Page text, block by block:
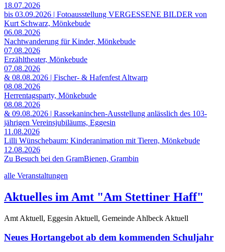
18.07.2026
bis 03.09.2026 | Fotoausstellung VERGESSENE BILDER von
Kurt Schwarz, Mönkebude
06.08.2026
Nachtwanderung für Kinder, Mönkebude
07.08.2026
Erzähltheater, Mönkebude
07.08.2026
& 08.08.2026 | Fischer- & Hafenfest Altwarp
08.08.2026
Herrentagsparty, Mönkebude
08.08.2026
& 09.08.2026 | Rassekaninchen-Ausstellung anlässlich des 103-
jährigen Vereinsjubiläums, Eggesin
11.08.2026
Lilli Wünschebaum: Kinderanimation mit Tieren, Mönkebude
12.08.2026
Zu Besuch bei den GramBienen, Grambin
alle Veranstaltungen
Aktuelles im Amt "Am Stettiner Haff"
Amt Aktuell, Eggesin Aktuell, Gemeinde Ahlbeck Aktuell
Neues Hortangebot ab dem kommenden Schuljahr